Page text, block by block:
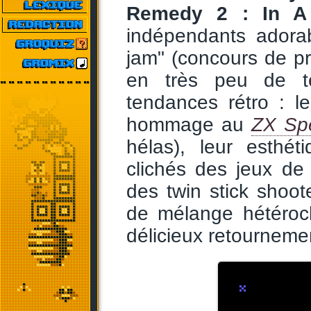
Remedy 2 : In A
indépendants
jam" (concours de
en très peu de
tendances rétro :
hommage auZX
hélas), leur
clichés des jeux
des twin stick
de mélange
délicieux